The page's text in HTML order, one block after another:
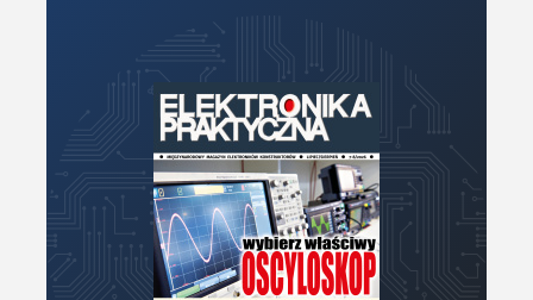
Optoelektronika
PCB/Montaż
Podstawy elektroniki
Podzespoły bierne
Półprzewodniki